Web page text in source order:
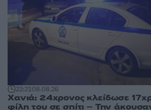
22:2108.08.26
Χανιά: 24χρονος κλείδωσε
φίλη του σε σπίτι – Την